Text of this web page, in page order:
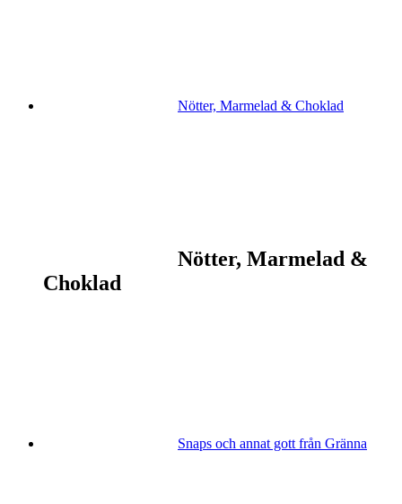
Nötter, Marmelad & Choklad
Nötter, Marmelad &
Choklad
Snaps och annat gott från Gränna